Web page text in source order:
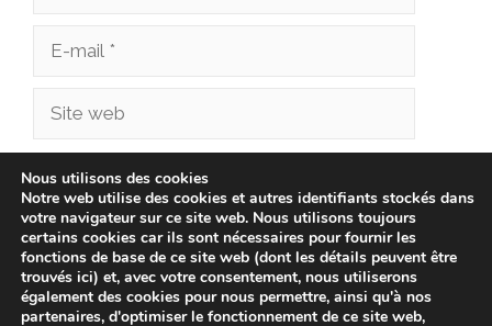
Site
Enregistrer mon nom, mon e-mail et mon site
dans le navigateur pour mon prochain
commentaire.
Nous utilisons des cookies
Notre web utilise des cookies et autres identifiants stockés dans
votre navigateur sur ce site web. Nous utilisons toujours
certains cookies car ils sont nécessaires pour fournir les
fonctions de base de ce site web (dont les détails peuvent être
trouvés ici) et, avec votre consentement, nous utiliserons
également des cookies pour nous permettre, ainsi qu'à nos
partenaires, d'optimiser le fonctionnement de ce site web,